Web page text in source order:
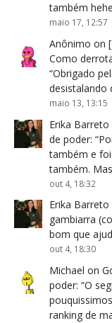
também
maio 17, 12:57
Anônimo on
Como
“Obrigado
desistalando
maio 13, 13:15
Erika Barreto
de poder: “
também e
também.
out 4, 18:32
Erika Barreto
gambiarra
bom que
out 4, 18:30
Michael on
poder: “O
ranking de